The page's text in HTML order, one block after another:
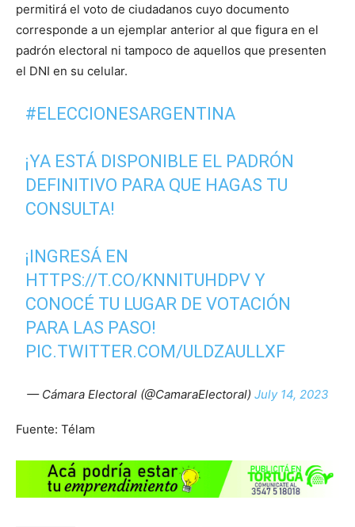
permitirá el voto de ciudadanos cuyo documento
corresponde a un ejemplar anterior al que figura en el
padrón electoral ni tampoco de aquellos que presenten
el DNI en su celular.
#ELECCIONESARGENTINA
¡YA ESTÁ DISPONIBLE EL PADRÓN
DEFINITIVO PARA QUE HAGAS TU
CONSULTA!
¡INGRESÁ EN
HTTPS://T.CO/KNNITUHDPV Y
CONOCÉ TU LUGAR DE VOTACIÓN
PARA LAS PASO!
PIC.TWITTER.COM/ULDZAULLXF
— Cámara Electoral (@CamaraElectoral) July 14, 2023
Fuente: Télam